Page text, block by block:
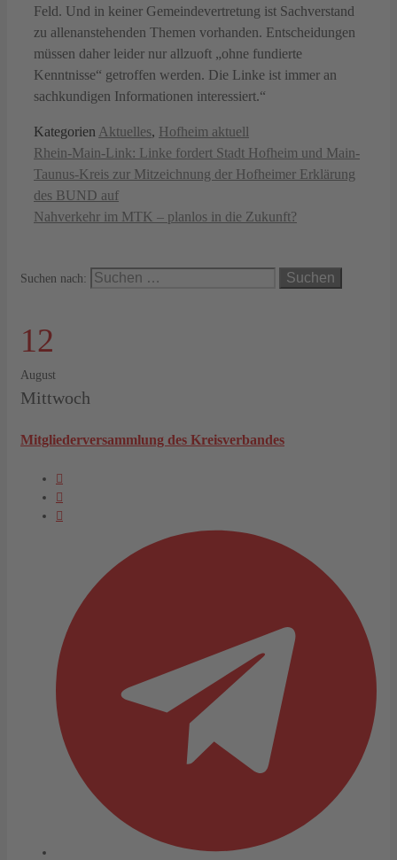
Feld. Und in keiner Gemeindevertretung ist Sachverstand
zu allenanstehenden Themen vorhanden. Entscheidungen
müssen daher leider nur allzuoft „ohne fundierte
Kenntnisse“ getroffen werden. Die Linke ist immer an
sachkundigen Informationen interessiert.“
Kategorien Aktuelles, Hofheim aktuell
Rhein-Main-Link: Linke fordert Stadt Hofheim und Main-
Taunus-Kreis zur Mitzeichnung der Hofheimer Erklärung
des BUND auf
Nahverkehr im MTK – planlos in die Zukunft?
Suchen nach:
12
August
Mittwoch
Mitgliederversammlung des Kreisverbandes